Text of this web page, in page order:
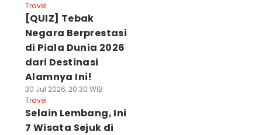
Travel
[QUIZ] Tebak
Negara Berprestasi
di Piala Dunia 2026
dari Destinasi
Alamnya Ini!
30 Jul 2026, 20:30 WIB
Travel
Selain Lembang, Ini
7 Wisata Sejuk di